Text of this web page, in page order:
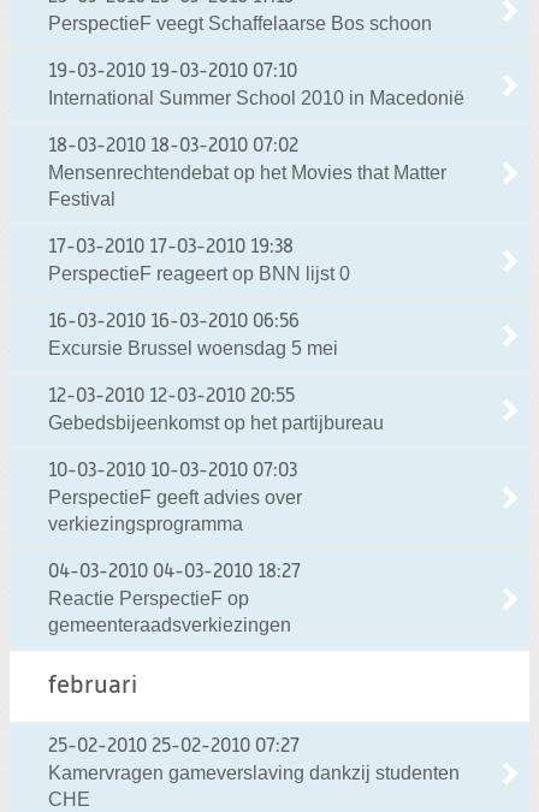
PerspectieF veegt Schaffelaarse Bos schoon
19-03-2010 19-03-2010 07:10
International Summer School 2010 in Macedonië
18-03-2010 18-03-2010 07:02
Mensenrechtendebat op het Movies that Matter
Festival
17-03-2010 17-03-2010 19:38
PerspectieF reageert op BNN lijst 0
16-03-2010 16-03-2010 06:56
Excursie Brussel woensdag 5 mei
12-03-2010 12-03-2010 20:55
Gebedsbijeenkomst op het partijbureau
10-03-2010 10-03-2010 07:03
PerspectieF geeft advies over
verkiezingsprogramma
04-03-2010 04-03-2010 18:27
Reactie PerspectieF op
gemeenteraadsverkiezingen
februari
25-02-2010 25-02-2010 07:27
Kamervragen gameverslaving dankzij studenten
CHE